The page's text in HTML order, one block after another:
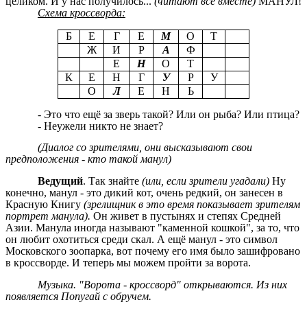
Схема кроссворда:
Б
Е Г Е М О
Т
Ж
И Р А
Ф
Е
Н О
Т
К
Е Н Г У Р
У
О
Л Е Н
Ь
- Это что ещё за зверь такой? Или он рыба? Или птица?
- Неужели никто не знает?
(Диалог со зрителями, они высказывают свои
предположения - кто такой манул)
Ведущий. Так знайте (или, если зрители угадали)Ну
конечно, манул - это дикий кот, очень редкий, он занесен в
Красную Книгу (зрелищник в это время показывает зрителям
портрет манула). Он живет в пустынях и степях Средней
Азии. Манула иногда называют "каменной кошкой", за то, что
он любит охотиться среди скал. А ещё манул - это символ
Московского зоопарка, вот почему его имя было зашифровано
в кроссворде. И теперь мы можем пройти за ворота.
Музыка. "Ворота - кроссворд" открываются. Из них
появляется Попугай с обручем.